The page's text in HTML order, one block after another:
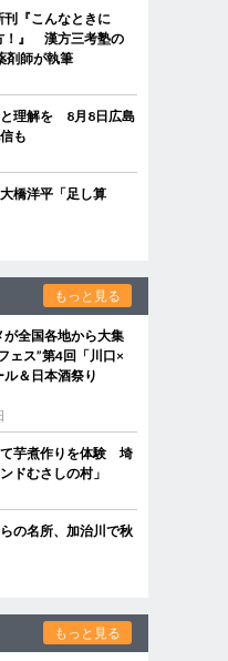
『こんなときに
！』 漢方三考塾の
剤師が執筆
と理解を 8月8日広島
も
橋洋平「足し算
もっと見る
全国各地から大集
ェス”第4回「川口×
＆日本酒祭り
て芋煮作りを体験 埼
ドむさしの村」
の名所、加治川で秋
もっと見る